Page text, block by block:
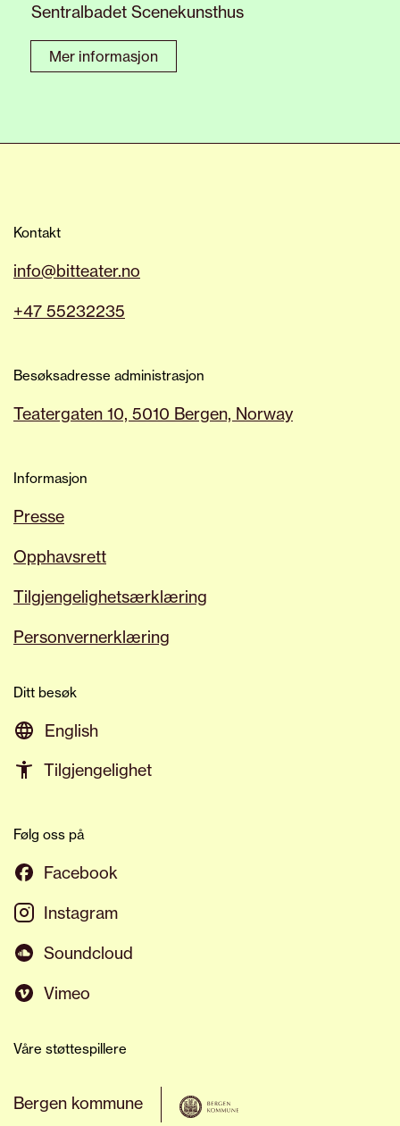
Sentralbadet Scenekunsthus
Mer informasjon
Kontakt
info@bitteater.no
+47 55232235
Besøksadresse administrasjon
Teatergaten 10, 5010 Bergen, Norway
Informasjon
Presse
Opphavsrett
Tilgjengelighetsærklæring
Personvernerklæring
Ditt besøk
English
Tilgjengelighet
Følg oss på
Facebook
Instagram
Soundcloud
Vimeo
Våre støttespillere
Bergen kommune